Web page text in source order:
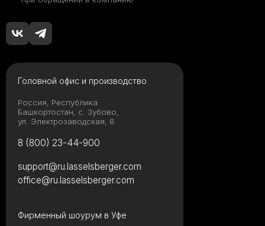
Головной офис и производство
Россия, Республика
Башкортостан, с. Зубово,
ул. Электрозаводская, 8
8 (800) 23-44-900
Фирменный шоурум в Уфе
support@ru.lasselsberger.com
office@ru.lasselsberger.com